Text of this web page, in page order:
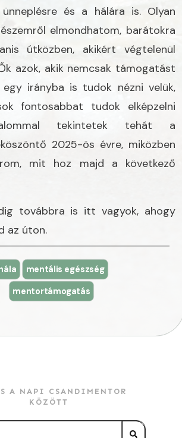
és a hálára is. Olyan
elmondhatom, barátokra
útközben, akikért végtelenül
azok, akik nemcsak támogatást
egy irányba is tudok nézni velük,
fontosabbat tudok elképzelni
tekintetek tehát a
2025-ös évre, miközben
mit hoz majd a következő
továbbra is itt vagyok, ahogy
az úton.
mentális egészség
mentortámogatás
A NAPI CSANDIMENTOR
KÖZÖTT